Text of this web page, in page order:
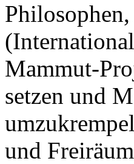
Mammut-
setzen und
und